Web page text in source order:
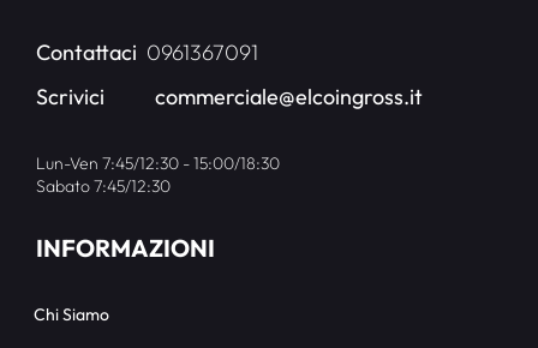
Contattaci 0961367091
Scrivici
commerciale@elcoingross.it
Lun-Ven 7:45/12:30 - 15:00/18:30
Sabato 7:45/12:30
INFORMAZIONI
Chi Siamo